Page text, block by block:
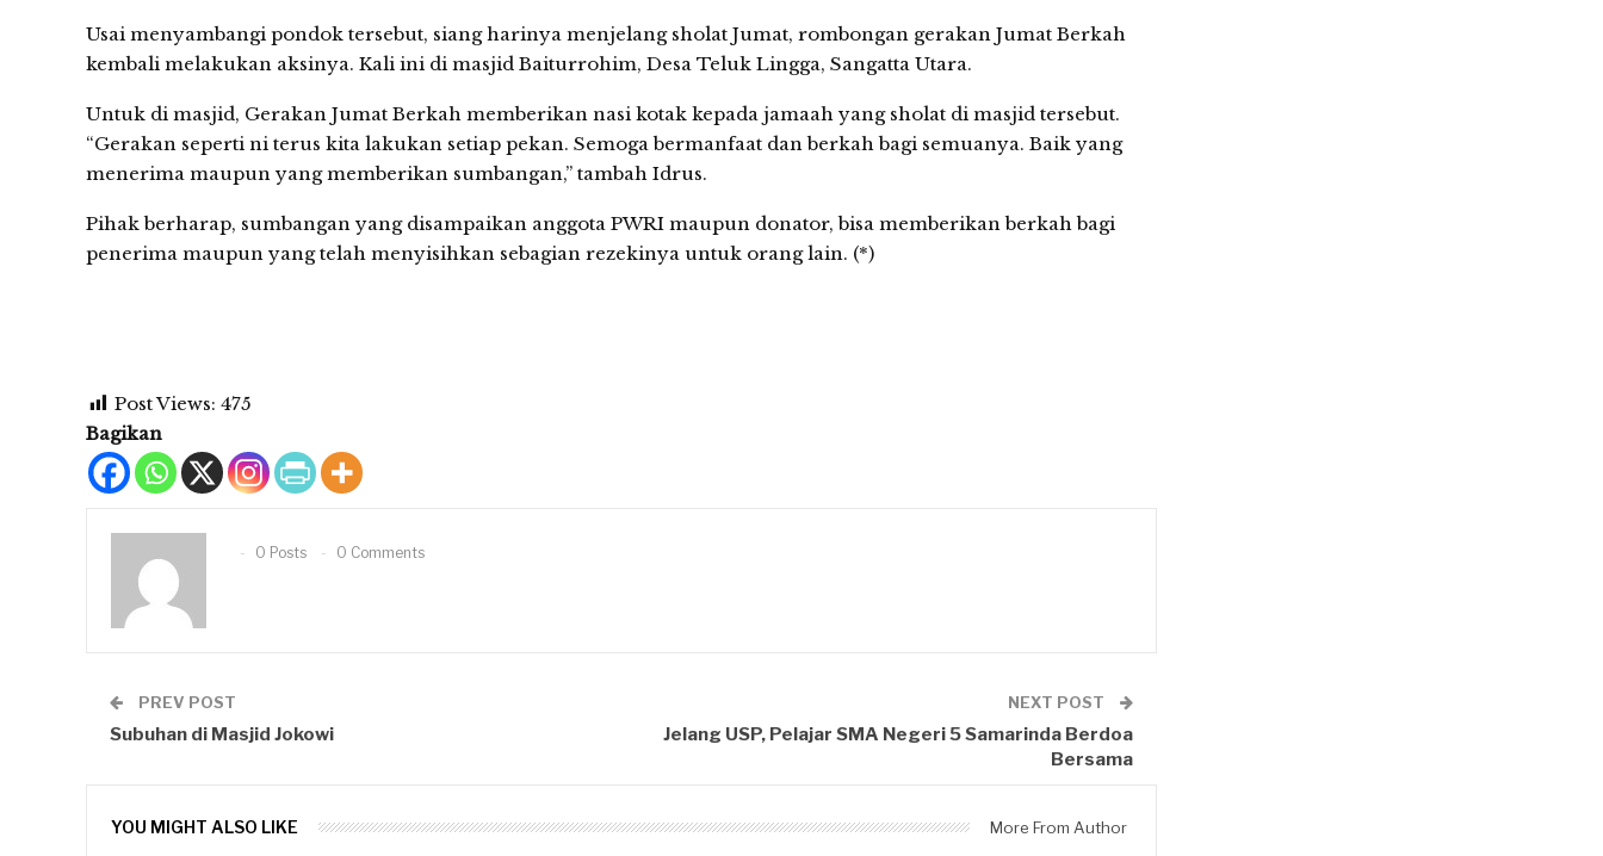
Usai menyambangi pondok tersebut, siang harinya menjelang sholat Jumat, rombongan gerakan Jumat Berkah
kembali melakukan aksinya. Kali ini di masjid Baiturrohim, Desa Teluk Lingga, Sangatta Utara.
Untuk di masjid, Gerakan Jumat Berkah memberikan nasi kotak kepada jamaah yang sholat di masjid tersebut.
“Gerakan seperti ni terus kita lakukan setiap pekan. Semoga bermanfaat dan berkah bagi semuanya. Baik yang
menerima maupun yang memberikan sumbangan,” tambah Idrus.
Pihak berharap, sumbangan yang disampaikan anggota PWRI maupun donator, bisa memberikan berkah bagi
penerima maupun yang telah menyisihkan sebagian rezekinya untuk orang lain. (*)
Post Views: 475
Bagikan
0 Posts 0 Comments
PREV POST
Subuhan di Masjid Jokowi
NEXT POST
Jelang USP, Pelajar SMA Negeri 5 Samarinda Berdoa
Bersama
YOU MIGHT ALSO LIKE More From Author